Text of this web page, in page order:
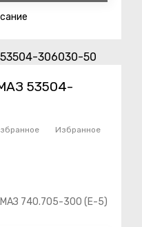
53504-
Избранное
740.705-300 (Е-5)